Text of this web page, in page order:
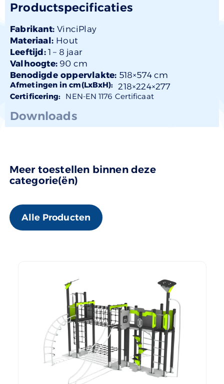
Productspecificaties
Fabrikant:VinciPlay
Materiaal: Hout
Leeftijd:1 – 8 jaar
Valhoogte: 90 cm
Benodigde oppervlakte: 518×574 cm
Afmetingen in cm(LxBxH): 218×224×277
Certificering: NEN-EN 1176 Certificaat
Downloads
Meer toestellen binnen deze
categorie(ën)
Alle Producten